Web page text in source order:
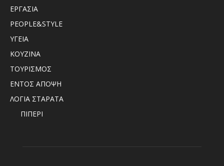
ΕΡΓΑΣΙΑ
PEOPLE&STYLE
ΥΓΕΙΑ
ΚΟΥΖΙΝΑ
ΤΟΥΡΙΣΜΟΣ
ΕΝΤΟΣ ΑΠΟΨΗ
ΛΟΓΙΑ ΣΤΑΡΑΤΑ
ΠΙΠΕΡΙ